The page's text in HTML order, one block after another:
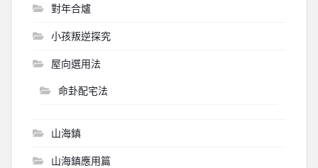
對年合爐
小孩叛逆探究
屋向選用法
命卦配宅法
山海鎮
山海鎮應用篇